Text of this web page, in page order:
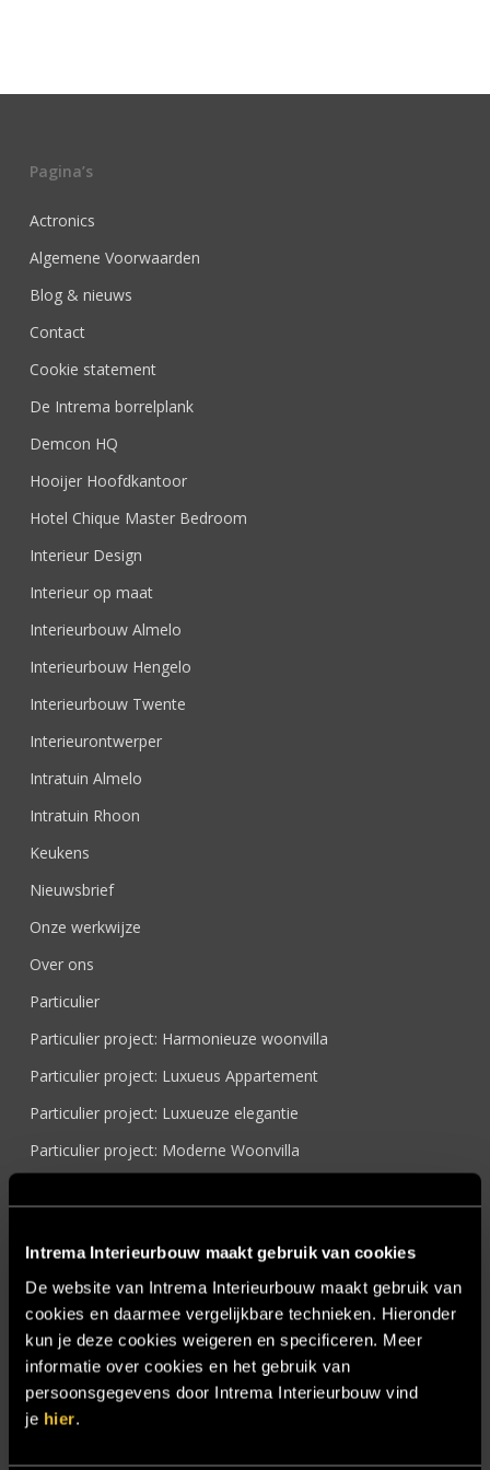
Intrema Interieurbouw maakt gebruik van cookies
De website van Intrema Interieurbouw maakt gebruik van
cookies en daarmee vergelijkbare technieken. Hieronder
kun je deze cookies weigeren en specificeren. Meer
informatie over cookies en het gebruik van
persoonsgegevens door Intrema Interieurbouw vind
je hier.
Pagina’s
Actronics
Algemene Voorwaarden
Blog & nieuws
Contact
Cookie statement
De Intrema borrelplank
Demcon HQ
Hooijer Hoofdkantoor
Hotel Chique Master Bedroom
Interieur Design
Interieur op maat
Interieurbouw Almelo
Interieurbouw Hengelo
Interieurbouw Twente
Interieurontwerper
Intratuin Almelo
Intratuin Rhoon
Keukens
Nieuwsbrief
Onze werkwijze
Over ons
Particulier
Particulier project: Harmonieuze woonvilla
Particulier project: Luxueus Appartement
Particulier project: Luxueuze elegantie
Particulier project: Moderne Woonvilla
Projecten
Referenties
Samenwerken
Sensire
Showroom